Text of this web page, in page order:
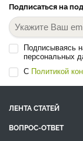
Подписаться на
Подписываясь
персональных
С Политикой
ЛЕНТА СТАТЕЙ
ВОПРОС-ОТВЕТ